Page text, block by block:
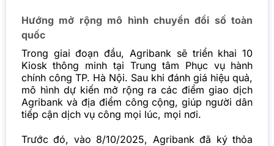
Hướng mở rộng mô hình chuyển đổi số toàn
quốc
Trong giai đoạn đầu, Agribank sẽ triển khai 10
Kiosk thông minh tại Trung tâm Phục vụ hành
chính công TP. Hà Nội. Sau khi đánh giá hiệu quả,
mô hình dự kiến mở rộng ra các điểm giao dịch
Agribank và địa điểm công cộng, giúp người dân
tiếp cận dịch vụ công mọi lúc, mọi nơi.
Trước đó, vào 8/10/2025, Agribank đã ký thỏa